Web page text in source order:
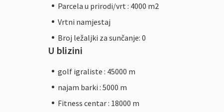
Parcela u prirodi/vrt : 4000 m2
Vrtni namjestaj
Broj ležaljki za sunčanje: 0
U blizini
golf igraliste : 45000 m
najam barki : 5000 m
Fitness centar : 18000 m